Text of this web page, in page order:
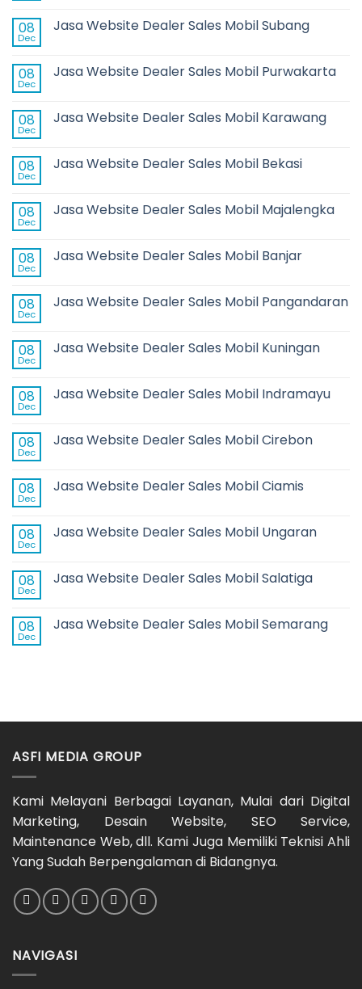
08
Dec
Jasa Website Dealer Sales Mobil Subang
08
Dec
Jasa Website Dealer Sales Mobil Purwakarta
08
Dec
Jasa Website Dealer Sales Mobil Karawang
08
Dec
Jasa Website Dealer Sales Mobil Bekasi
08
Dec
Jasa Website Dealer Sales Mobil Majalengka
08
Dec
Jasa Website Dealer Sales Mobil Banjar
08
Dec
Jasa Website Dealer Sales Mobil Pangandaran
08
Dec
Jasa Website Dealer Sales Mobil Kuningan
08
Dec
Jasa Website Dealer Sales Mobil Indramayu
08
Dec
Jasa Website Dealer Sales Mobil Cirebon
08
Dec
Jasa Website Dealer Sales Mobil Ciamis
08
Dec
Jasa Website Dealer Sales Mobil Ungaran
08
Dec
Jasa Website Dealer Sales Mobil Salatiga
08
Dec
Jasa Website Dealer Sales Mobil Semarang
ASFI MEDIA GROUP
Kami Melayani Berbagai Layanan, Mulai dari Digital
Marketing, Desain Website, SEO Service,
Maintenance Web, dll. Kami Juga Memiliki Teknisi Ahli
Yang Sudah Berpengalaman di Bidangnya.
NAVIGASI